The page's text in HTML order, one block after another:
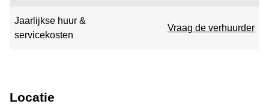
Jaarlijkse huur &
servicekosten
Vraag de verhuurder
Locatie